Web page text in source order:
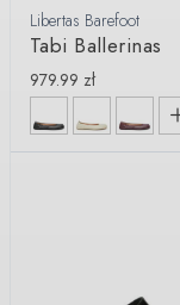
Libertas Barefoot
Tabi Ballerinas
979.99 zł